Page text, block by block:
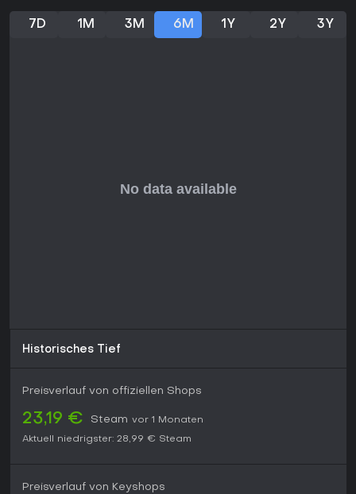
7D 1M 3M 6M 1Y 2Y 3Y
Historisches Tief
Preisverlauf von offiziellen Shops
23,19 € Steam vor 1 Monaten
Aktuell niedrigster: 28,99 € Steam
Preisverlauf von Keyshops